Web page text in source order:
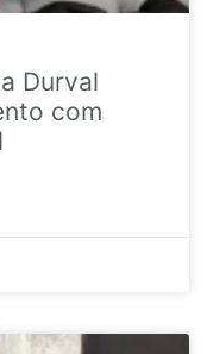
Durval
com